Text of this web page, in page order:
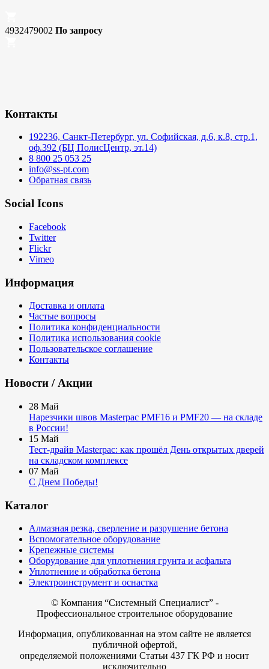
4932479002 По запросу
Контакты
192236, Санкт-Петербург, ул. Софийская, д.6, к.8, стр.1,
оф.392 (БЦ ПолисЦентр, эт.14)
8 800 25 053 25
info@ss-pt.com
Обратная связь
Social Icons
Facebook
Twitter
Flickr
Vimeo
Информация
Доставка и оплата
Частые вопросы
Политика конфиденциальности
Политика использования cookie
Пользовательское соглашение
Контакты
Новости / Акции
28 Май
Нарезчики швов Masterpac PMF16 и PMF20 — на складе
в России!
15 Май
Тест-драйв Masterpac: как прошёл День открытых дверей
на складском комплексе
07 Май
С Днем Победы!
Каталог
Алмазная резка, сверление и разрушение бетона
Вспомогательное оборудование
Крепежные системы
Оборудование для уплотнения грунта и асфальта
Уплотнение и обработка бетона
Электроинструмент и оснастка
© Компания “Системный Специалист” -
Профессиональное строительное оборудование
Информация, опубликованная на этом сайте не является
публичной офертой,
определяемой положениями Статьи 437 ГК РФ и носит
исключительно